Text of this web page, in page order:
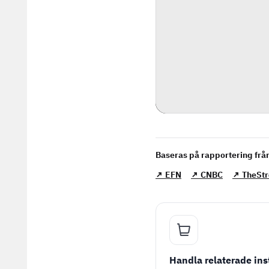
Baseras på rapportering
↗ EFN
↗ CNBC ↗
Handla relaterade